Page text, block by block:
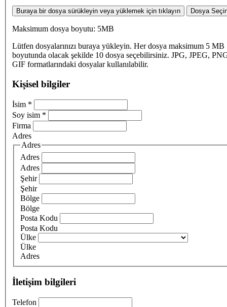
Buraya bir dosya sürükleyin veya yüklemek için tıklayın Dosya
Maksimum dosya boyutu: 5MB
Lütfen dosyalarınızı buraya yükleyin. Her dosya maksimum 5 MB
boyutunda olacak şekilde 10 dosya seçebilirsiniz. JPG, JPEG,
GIF formatlarındaki dosyalar kullanılabilir.
Kişisel bilgiler
İsim *
Soy isim *
Firma
Adres
Adres
Adres
Adres
Şehir
Şehir
Bölge
Bölge
Posta Kodu
Posta Kodu
Ülke
Ülke
Adres
İletişim bilgileri
Telefon